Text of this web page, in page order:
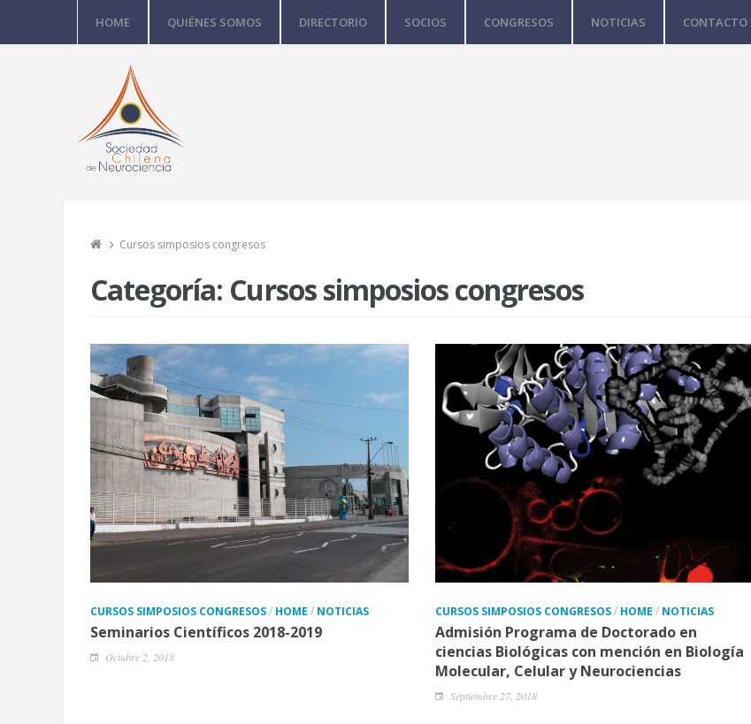
HOME QUIÉNES SOMOS DIRECTORIO SOCIOS CONGRESOS NOTICIAS CONTACTO
Cursos simposios congresos
Categoría: Cursos simposios congresos
CURSOS SIMPOSIOS CONGRESOS/ HOME / NOTICIAS
Seminarios Científicos 2018-2019
Octubre 2, 2018
CURSOS SIMPOSIOS CONGRESOS/ HOME / NOTICIAS
Admisión Programa de Doctorado en
ciencias Biológicas con mención en Biología
Molecular, Celular y Neurociencias
Septiembre 27, 2018